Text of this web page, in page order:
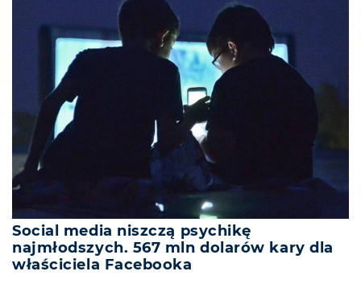
Social media niszczą psychikę
najmłodszych. 567 mln dolarów kary dla
właściciela Facebooka